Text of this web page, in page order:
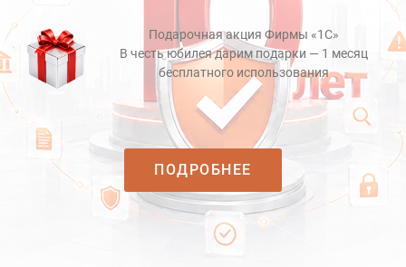
Подарочная акция Фирмы «1С»
В честь юбилея дарим подарки — 1 месяц
бесплатного использования
ПОДРОБНЕЕ